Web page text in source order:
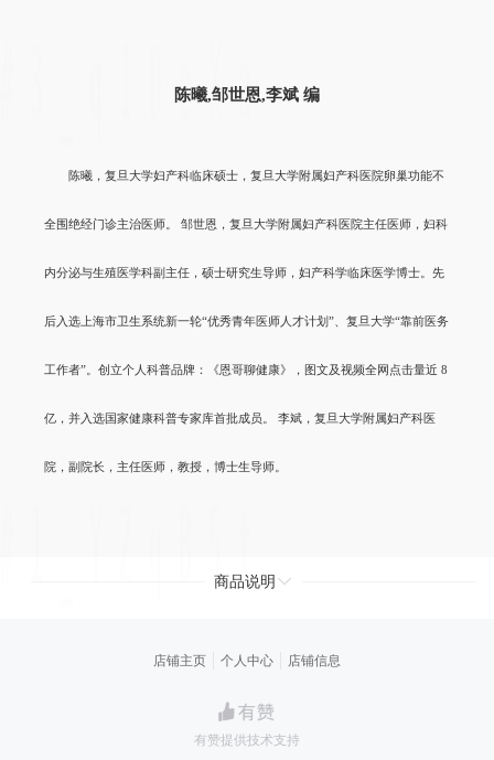
陈曦,邹世恩,李斌 编
陈曦，复旦大学妇产科临床硕士，复旦大学附属妇产科医院卵巢功能不
全围绝经门诊主治医师。 邹世恩，复旦大学附属妇产科医院主任医师，妇科
内分泌与生殖医学科副主任，硕士研究生导师，妇产科学临床医学博士。先
后入选上海市卫生系统新一轮“优秀青年医师人才计划”、复旦大学“靠前医务
工作者”。创立个人科普品牌：《恩哥聊健康》，图文及视频全网点击量近 8
亿，并入选国家健康科普专家库首批成员。 李斌，复旦大学附属妇产科医
院，副院长，主任医师，教授，博士生导师。
商品说明
店铺主页 个人中心 店铺信息
有赞提供技术支持